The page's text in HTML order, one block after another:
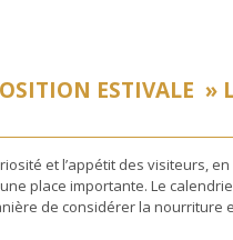
ESTIVALE »
et l’appétit des visiteurs,
place importante. Le
de considérer la nourriture